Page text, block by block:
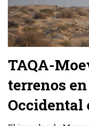
TAQA-
terrenos
Occidental